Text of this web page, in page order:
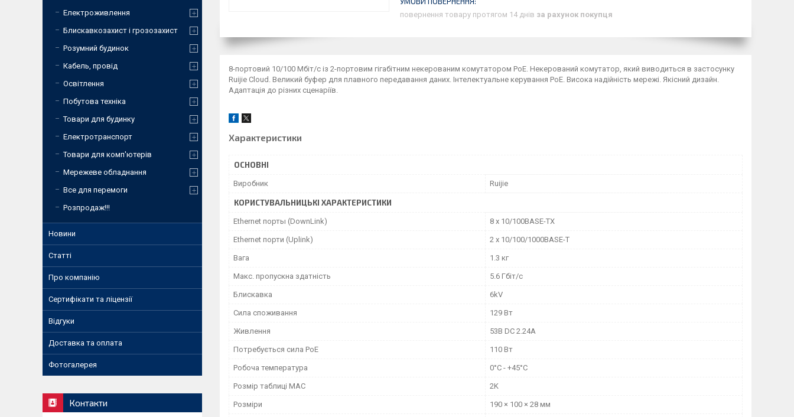
повернення товару протягом 14 днів за рахунок покупця
8-портовий 10/100 Мбіт/с із 2-портовим гігабітним некерованим комутатором PoE. Некерований комутатор, який виводиться в застосунку
Ruijie Cloud. Великий буфер для плавного передавання даних. Інтелектуальне керування PoE. Висока надійність мережі. Якісний дизайн.
Адаптація до різних сценаріїв.
Характеристики
ОСНОВНІ
Виробник Ruijie
КОРИСТУВАЛЬНИЦЬКІ ХАРАКТЕРИСТИКИ
Ethernet порты (DownLink) 8 x 10/100BASE-TX
Ethernet порти (Uplink) 2 x 10/100/1000BASE-T
Вага 1.3 кг
Макс. пропускна здатність 5.6 Гбіт/с
Блискавка 6kV
Сила споживання 129 Вт
Живлення 53В DC 2.24A
Потребується сила PoE 110 Вт
Робоча температура 0°C - +45°C
Розмір таблиці MAC 2K
Розміри 190 × 100 × 28 мм
Електроживлення
Блискавкозахист і грозозахист
Розумний будинок
Кабель, провід
Освітлення
Побутова техніка
Товари для будинку
Електротранспорт
Товари для комп'ютерів
Мережеве обладнання
Все для перемоги
Розпродаж!!!
Новини
Статті
Про компанію
Сертифікати та ліцензії
Відгуки
Доставка та оплата
Фотогалерея
Контакти